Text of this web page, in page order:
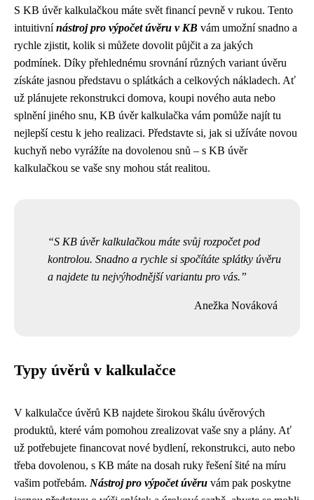
S KB úvěr kalkulačkou máte svět financí pevně v rukou. Tento
intuitivnínástroj pro výpočet úvěru v KB vám umožní snadno a
rychle zjistit, kolik si můžete dovolit půjčit a za jakých
podmínek. Díky přehlednému srovnání různých variant úvěru
získáte jasnou představu o splátkách a celkových nákladech. Ať
už plánujete rekonstrukci domova, koupi nového auta nebo
splnění jiného snu, KB úvěr kalkulačka vám pomůže najít tu
nejlepší cestu k jeho realizaci. Představte si, jak si užíváte novou
kuchyň nebo vyrážíte na dovolenou snů – s KB úvěr
kalkulačkou se vaše sny mohou stát realitou.
S KB úvěr kalkulačkou máte svůj rozpočet pod
kontrolou. Snadno a rychle si spočítáte splátky úvěru
a najdete tu nejvýhodnější variantu pro vás.
Anežka Nováková
Typy úvěrů v kalkulačce
V kalkulačce úvěrů KB najdete širokou škálu úvěrových
produktů, které vám pomohou zrealizovat vaše sny a plány. Ať
už potřebujete financovat nové bydlení, rekonstrukci, auto nebo
třeba dovolenou, s KB máte na dosah ruky řešení šité na míru
vašim potřebám. Nástroj pro výpočet úvěru vám pak poskytne